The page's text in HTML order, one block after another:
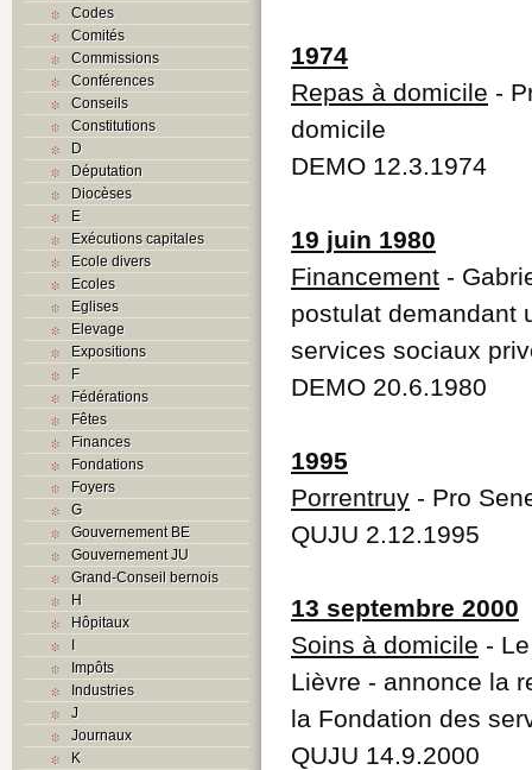
Codes
Comités
Commissions
Conférences
Conseils
Constitutions
D
Députation
Diocèses
E
Exécutions capitales
Ecole divers
Ecoles
Eglises
Elevage
Expositions
F
Fédérations
Fêtes
Finances
Fondations
Foyers
G
Gouvernement BE
Gouvernement JU
Grand-Conseil bernois
H
Hôpitaux
I
Impôts
Industries
J
Journaux
K
1974
Repas à domicile -
domicile
DEMO 12.3.1974
19 juin 1980
Financement -
postulat demandant
services sociaux
DEMO 20.6.1980
1995
Porrentruy - Pro
QUJU 2.12.1995
13 septembre 2000
Soins à domicile -
Lièvre - annonce la
la Fondation des
QUJU 14.9.2000